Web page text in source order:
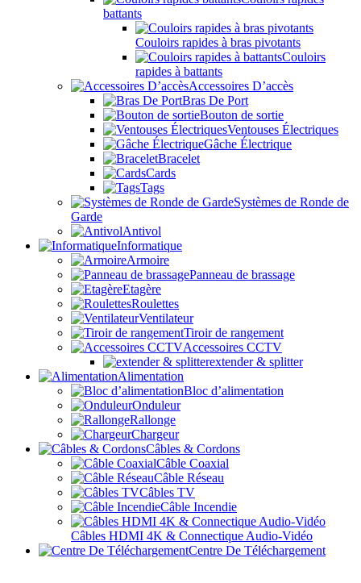
battants
Couloirs rapides à bras pivotants
Couloirs
rapides à battants
Accessoires D’accès
Bras De Port
Bouton de sortie
Ventouses Électriques
Gâche Électrique
Bracelet
Cards
Tags
Systèmes de Ronde de
Garde
Antivol
Informatique
Armoire
Panneau de brassage
Etagère
Roulettes
Ventilateur
Tiroir de rangement
Accessoires CCTV
extender & splitter
Alimentation
Bloc d’alimentation
Onduleur
Rallonge
Chargeur
Câbles & Cordons
Câble Coaxial
Câble Réseau
Câbles TV
Câble Incendie
Câbles HDMI 4K & Connectique Audio-Vidéo
Centre De Téléchargement